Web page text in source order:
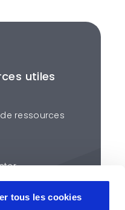
tous les cookies
utiles
ressources